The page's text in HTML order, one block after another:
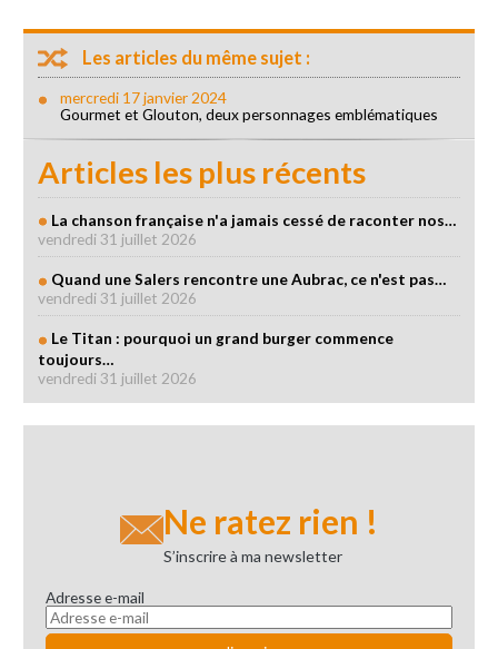
Les articles du même sujet :
mercredi 17 janvier 2024
Gourmet et Glouton, deux personnages emblématiques
Articles les plus récents
La chanson française n'a jamais cessé de raconter nos…
vendredi 31 juillet 2026
Quand une Salers rencontre une Aubrac, ce n'est pas…
vendredi 31 juillet 2026
Le Titan : pourquoi un grand burger commence
toujours…
vendredi 31 juillet 2026
Ne ratez rien !
S’inscrire à ma newsletter
Adresse e-mail